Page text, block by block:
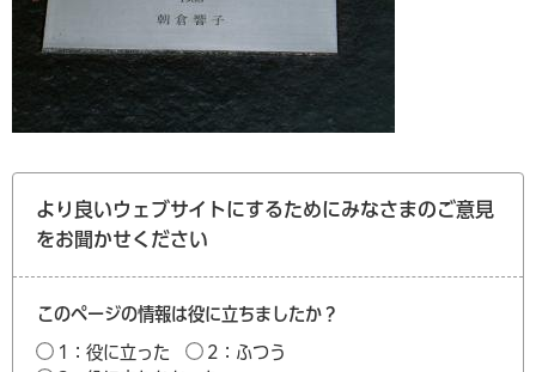
より良いウェブサイトにするためにみなさまのご意見
をお聞かせください
このページの情報は役に立ちましたか？
1：役に立った
2：ふつう